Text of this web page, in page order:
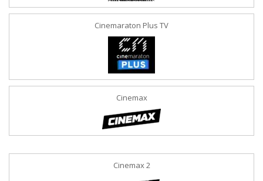
Cinemaraton Plus TV
Cinemax
Cinemax 2